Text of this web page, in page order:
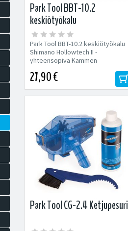
Park Tool BBT-10.2
keskiötyökalu
Park Tool BBT-10.2 keskiötyökalu
Shimano Hollowtech II -
yhteensopiva Kammen
27,90 €
Park Tool CG-2.4 Ketjupesuri